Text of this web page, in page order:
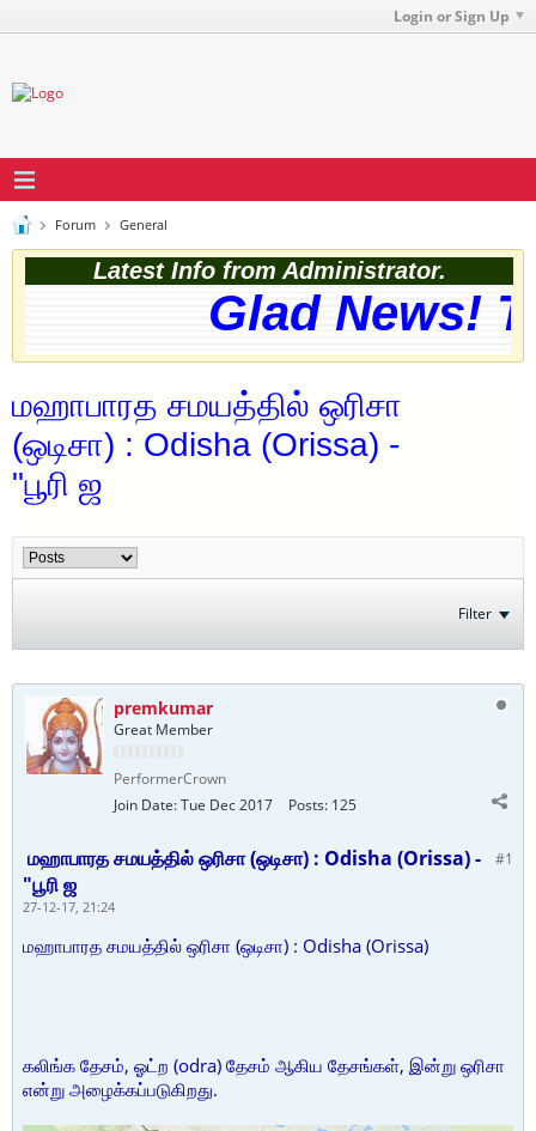
Login or Sign Up
Forum General
Latest Info from Administrator.
Glad News!
மஹாபாரத சமயத்தில் ஒரிசா
(ஒடிசா) : Odisha (Orissa) -
"பூரி ஜ
Filter
premkumar
Great Member
PerformerCrown
Join Date:Tue Dec 2017 Posts: 125
#1
மஹாபாரத சமயத்தில் ஒரிசா (ஒடிசா) : Odisha (Orissa) -
"பூரி ஜ
27-12-17, 21:24
மஹாபாரத சமயத்தில் ஒரிசா (ஒடிசா) : Odisha (Orissa)
கலிங்க தேசம், ஓட்ற (odra) தேசம் ஆகிய தேசங்கள், இன்று ஒரிசா
என்று அழைக்கப்படுகிறது.